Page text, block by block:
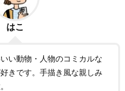
はこ
い動物・人物のコミカルな
きです。手描き風な親しみ